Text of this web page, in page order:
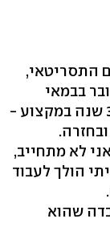
התסריטאי,
בבמאי
בתחילת דרכו, פרידמן - שכבר כמעט 30 שנה במקצוע -
לא מתחייב,
הולך לעבוד
שהוא